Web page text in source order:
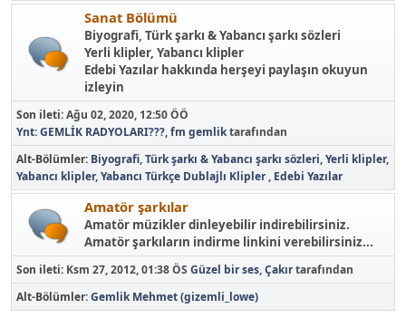
Sanat Bölümü
Biyografi, Türk şarkı & Yabancı şarkı sözleri
Yerli klipler, Yabancı klipler
Edebi Yazılar hakkında herşeyi paylaşın okuyun
izleyin
Son ileti:Ağu 02, 2020, 12:50 ÖÖ
Ynt: GEMLİK RADYOLARI???,fm gemliktarafından
Alt-Bölümler Biyografi Türk şarkı & Yabancı şarkı sözleri Yerli klipler
Yabancı klipler Yabancı Türkçe Dublajlı Klipler Edebi Yazılar
Amatör şarkılar
Amatör müzikler dinleyebilir indirebilirsiniz.
Amatör şarkıların indirme linkini verebilirsiniz...
Son ileti: Ksm 27, 2012, 01:38 ÖS Güzel bir ses,Çakırtarafından
Alt-Bölümler Gemlik Mehmet (gizemli_lowe)